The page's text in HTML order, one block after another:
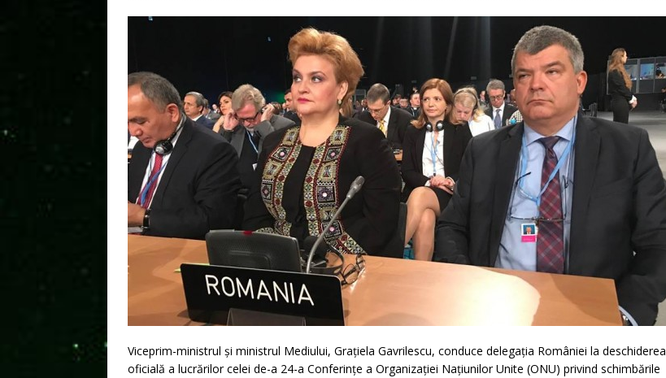
Viceprim-ministrul și ministrul Mediului, Grațiela Gavrilescu, conduce delegația României la deschiderea
oficială a lucrărilor celei de-a 24-a Conferințe a Organizației Națiunilor Unite (ONU) privind schimbările